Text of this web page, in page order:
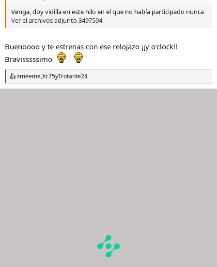
Venga, doy vidilla en este hilo en el que no había participado nunca
Ver el archivos adjunto 3497594
Buenoooo y te estrenas con ese relojazo ¡¡y o’clock!!
Bravisssssimo
R
e
emeeme,Xc75yTrotante24